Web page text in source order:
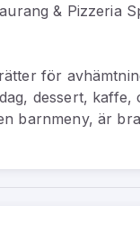
& Pizzeria
för
dessert, kaffe,
barnmeny, är